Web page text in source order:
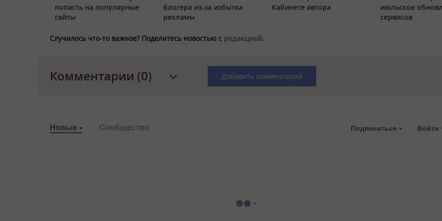
попасть на популярные
сайты
блогера из-за избытка
рекламы
Кабинете автора
июльское
сервисов
Случилось что-то важное? Поделитесь новостью с редакцией.
Комментарии (0) Добавить комментарий
Новые Сообщество Подписаться Войти